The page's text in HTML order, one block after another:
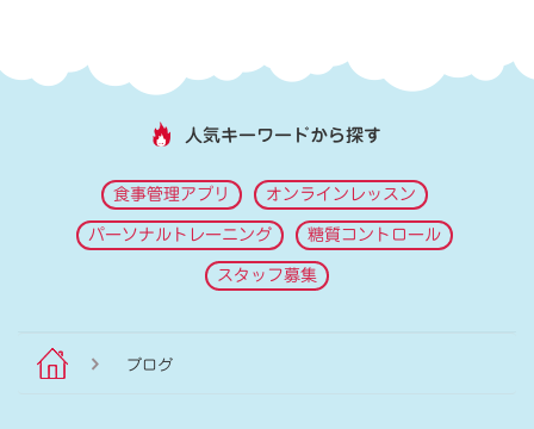
人気キーワードから探す
食事管理アプリ オンラインレッスン
パーソナルトレーニング 糖質コントロール
スタッフ募集
ブログ